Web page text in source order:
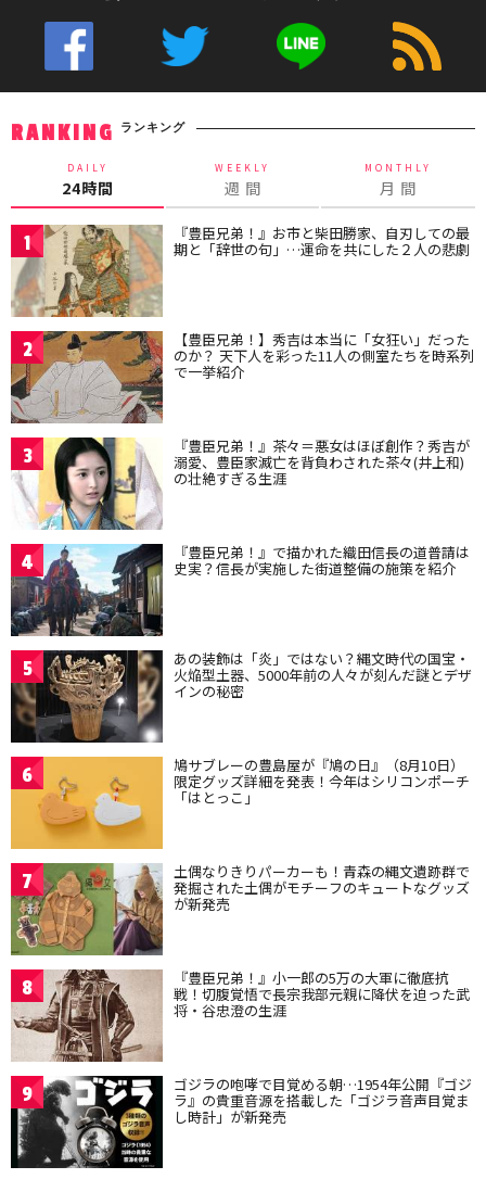
RANKING ランキング
DAILY
24時間
WEEKLY
週 間
MONTHLY
月 間
1 『豊臣兄弟！』お市と柴田勝家、自刃しての最
期と「辞世の句」…運命を共にした２人の悲劇
2 【豊臣兄弟！】秀吉は本当に「女狂い」だった
のか？ 天下人を彩った11人の側室たちを時系列
で一挙紹介
3 『豊臣兄弟！』茶々＝悪女はほぼ創作？秀吉が
溺愛、豊臣家滅亡を背負わされた茶々(井上和)
の壮絶すぎる生涯
4 『豊臣兄弟！』で描かれた織田信長の道普請は
史実？信長が実施した街道整備の施策を紹介
5 あの装飾は「炎」ではない？縄文時代の国宝・
火焔型土器、5000年前の人々が刻んだ謎とデザ
インの秘密
6 鳩サブレーの豊島屋が『鳩の日』（8月10日）
限定グッズ詳細を発表！今年はシリコンポーチ
「はとっこ」
7 土偶なりきりパーカーも！青森の縄文遺跡群で
発掘された土偶がモチーフのキュートなグッズ
が新発売
8 『豊臣兄弟！』小一郎の5万の大軍に徹底抗
戦！切腹覚悟で長宗我部元親に降伏を迫った武
将・谷忠澄の生涯
9 ゴジラの咆哮で目覚める朝…1954年公開『ゴジ
ラ』の貴重音源を搭載した「ゴジラ音声目覚ま
し時計」が新発売